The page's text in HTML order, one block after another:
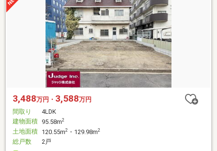
3,488万円・ 3,588万円
間取り
4LDK
建物面積 95.58m2
土地面積 120.55m2 ・129.98m2
総戸数
2戸